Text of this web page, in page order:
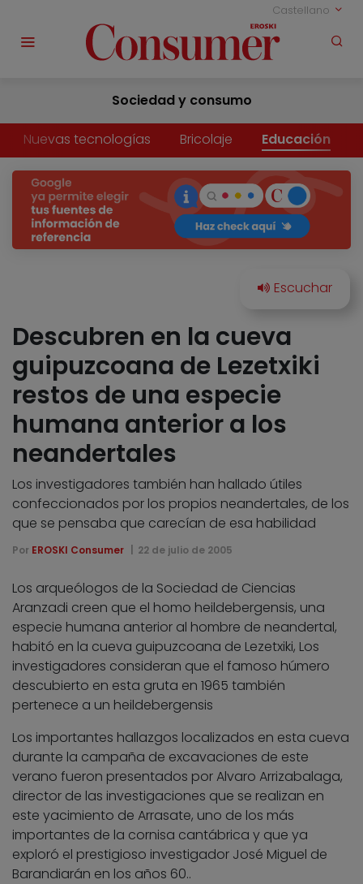
Castellano
Sociedad y consumo
Nuevas tecnologías Bricolaje Educación
Descubren en la cueva
guipuzcoana de Lezetxiki
restos de una especie
humana anterior a los
neandertales
Los investigadores también han hallado útiles
confeccionados por los propios neandertales, de los
que se pensaba que carecían de esa habilidad
Por EROSKI Consumer 22 de julio de 2005
Los arqueólogos de la Sociedad de Ciencias
Aranzadi creen que el homo heildebergensis, una
especie humana anterior al hombre de neandertal,
habitó en la cueva guipuzcoana de Lezetxiki, Los
investigadores consideran que el famoso húmero
descubierto en esta gruta en 1965 también
pertenece a un heildebergensis
Los importantes hallazgos localizados en esta cueva
durante la campaña de excavaciones de este
verano fueron presentados por Alvaro Arrizabalaga,
director de las investigaciones que se realizan en
este yacimiento de Arrasate, uno de los más
importantes de la cornisa cantábrica y que ya
exploró el prestigioso investigador José Miguel de
Barandiarán en los años 60..